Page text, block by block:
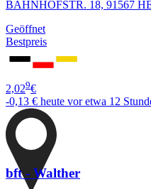
BAHNHOFSTR. 18, 91567
Geöffnet
Bestpreis
2,029€
-0,13 € heute vor etwa 12
bft - Walther